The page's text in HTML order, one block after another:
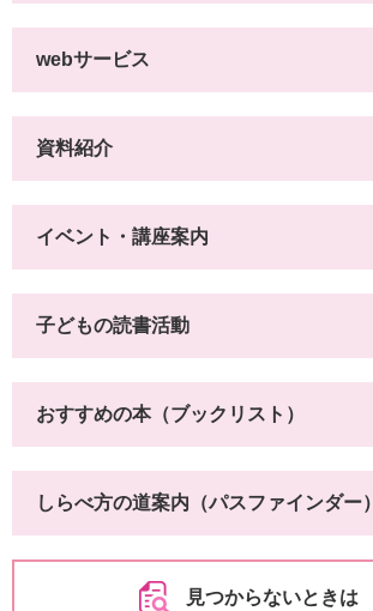
webサービス
資料紹介
イベント・講座案内
子どもの読書活動
おすすめの本（ブックリスト）
しらべ方の道案内（パスファインダー）
見つからないときは